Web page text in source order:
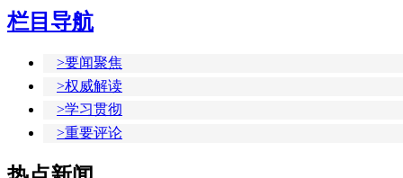
栏目导航
>要闻聚焦
>权威解读
>学习贯彻
>重要评论